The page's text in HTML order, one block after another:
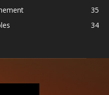
35
34